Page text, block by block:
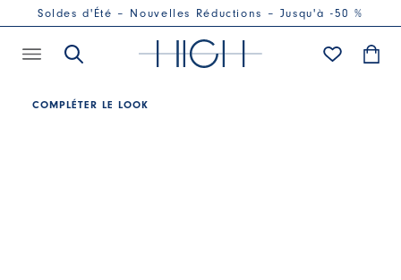
Soldes d'Été – Nouvelles Réductions – Jusqu'à -50 %
COMPLÉTER LE LOOK